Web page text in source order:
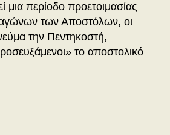
μια περίοδο προετοιμασίας
αγώνων των Αποστόλων, οι
την Πεντηκοστή,
το αποστολικό